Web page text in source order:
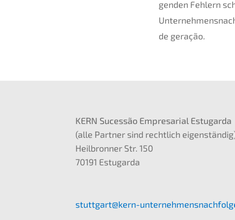
gen­den Fehlern
de geração.
KERN Suces­são Empre­sa­ri­al Estugar­da
(alle Partner sind recht­lich
Heilbron­ner Str. 150
70191 Estugar­da
stuttgart@kern-